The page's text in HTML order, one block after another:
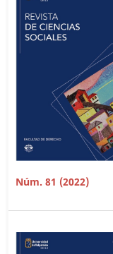
Núm. 81 (2022)